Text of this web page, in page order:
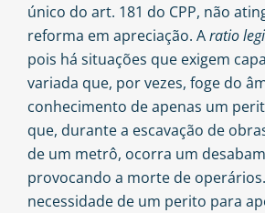
único do art. 181 do CPP, não
reforma em apreciação. Aratio
pois há situações que exigem
variada que, por vezes, foge do
conhecimento de apenas um
que, durante a escavação de
de um metrô, ocorra um
provocando a morte de
necessidade de um perito para